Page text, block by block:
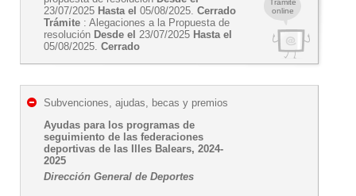
Trámite
online
23/07/2025 Hasta el 05/08/2025. Cerrado
Trámite : Alegaciones a la Propuesta de
resolución Desde el 23/07/2025 Hasta el
05/08/2025. Cerrado
Subvenciones, ajudas, becas y premios
Ayudas para los programas de
seguimiento de las federaciones
deportivas de las Illes Balears, 2024-
2025
Dirección General de Deportes